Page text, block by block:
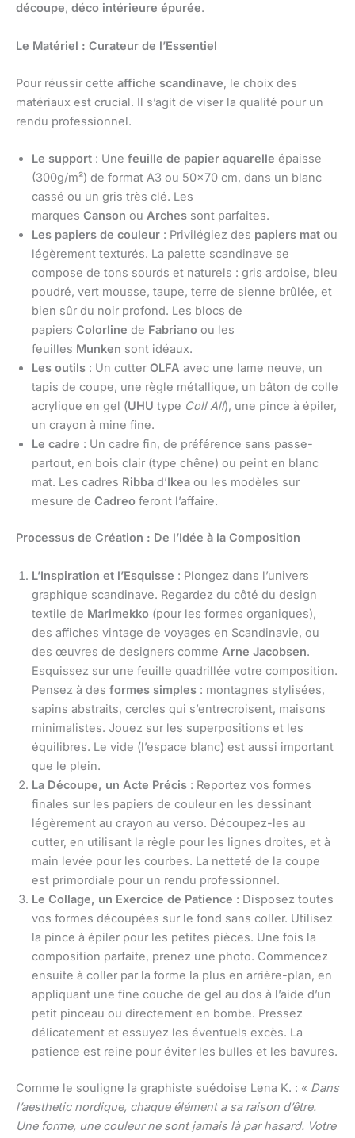
découpe, déco intérieure épurée.
Le Matériel : Curateur de l’Essentiel
Pour réussir cette affiche scandinave, le choix des
matériaux est crucial. Il s’agit de viser la qualité pour un
rendu professionnel.
Le support : Une feuille de papier aquarelle épaisse
(300g/m²) de format A3 ou 50×70 cm, dans un blanc
cassé ou un gris très clé. Les
marques Canson ou Arches sont parfaites.
Les papiers de couleur : Privilégiez des papiers mat ou
légèrement texturés. La palette scandinave se
compose de tons sourds et naturels : gris ardoise, bleu
poudré, vert mousse, taupe, terre de sienne brûlée, et
bien sûr du noir profond. Les blocs de
papiers Colorline de Fabriano ou les
feuilles Munken sont idéaux.
Les outils : Un cutter OLFA avec une lame neuve, un
tapis de coupe, une règle métallique, un bâton de colle
acrylique en gel (UHU type Coll All), une pince à épiler,
un crayon à mine fine.
Le cadre : Un cadre fin, de préférence sans passe-
partout, en bois clair (type chêne) ou peint en blanc
mat. Les cadres Ribba d’Ikea ou les modèles sur
mesure de Cadreo feront l’affaire.
Processus de Création : De l’Idée à la Composition
L’Inspiration et l’Esquisse : Plongez dans l’univers
graphique scandinave. Regardez du côté du design
textile de Marimekko (pour les formes organiques),
des affiches vintage de voyages en Scandinavie, ou
des œuvres de designers comme Arne Jacobsen.
Esquissez sur une feuille quadrillée votre composition.
Pensez à des formes simples : montagnes stylisées,
sapins abstraits, cercles qui s’entrecroisent, maisons
minimalistes. Jouez sur les superpositions et les
équilibres. Le vide (l’espace blanc) est aussi important
que le plein.
La Découpe, un Acte Précis : Reportez vos formes
finales sur les papiers de couleur en les dessinant
légèrement au crayon au verso. Découpez-les au
cutter, en utilisant la règle pour les lignes droites, et à
main levée pour les courbes. La netteté de la coupe
est primordiale pour un rendu professionnel.
Le Collage, un Exercice de Patience : Disposez toutes
vos formes découpées sur le fond sans coller. Utilisez
la pince à épiler pour les petites pièces. Une fois la
composition parfaite, prenez une photo. Commencez
ensuite à coller par la forme la plus en arrière-plan, en
appliquant une fine couche de gel au dos à l’aide d’un
petit pinceau ou directement en bombe. Pressez
délicatement et essuyez les éventuels excès. La
patience est reine pour éviter les bulles et les bavures.
Comme le souligne la graphiste suédoise Lena K. : « Dans
l’aesthetic nordique, chaque élément a sa raison d’être.
Une forme, une couleur ne sont jamais là par hasard. Votre